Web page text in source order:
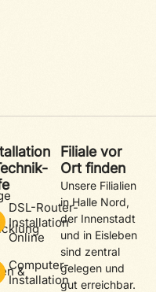
&
DSL-Router-
Installation
Online
Computer-
Installation
Filiale vor
Ort finden
Unsere Filialien
in Halle Nord,
der Innenstadt
und in Eisleben
sind zentral
gelegen und
gut erreichbar.